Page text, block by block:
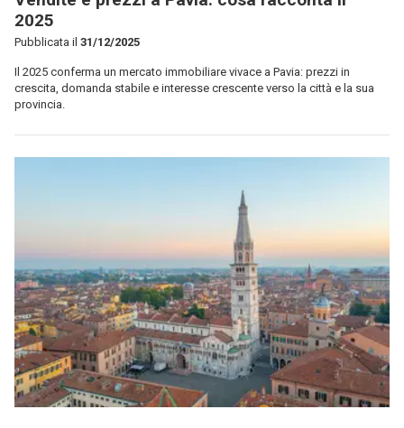
2025
Pubblicata il 31/12/2025
Il 2025 conferma un mercato immobiliare vivace a Pavia: prezzi in
crescita, domanda stabile e interesse crescente verso la città e la sua
provincia.